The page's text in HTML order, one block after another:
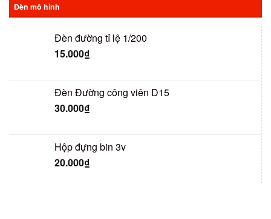
Đèn mô hình
Đèn đường tỉ lệ 1/200
15.000₫
Đèn Đường công viên D15
30.000₫
Hộp đựng bin 3v
20.000₫